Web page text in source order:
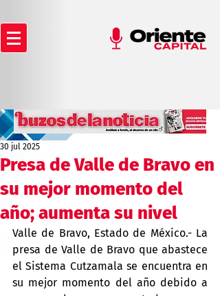
Presa de Valle de Bravo en
su mejor momento del
año; aumenta su nivel
30 jul 2025
Valle de Bravo, Estado de México.- La
presa de Valle de Bravo que abastece
el Sistema Cutzamala se encuentra en
su mejor momento del año debido a